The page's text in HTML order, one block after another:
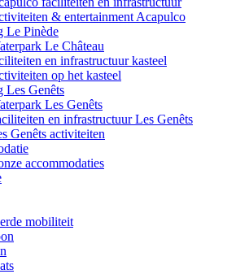
& entertainment Acapulco
Le Pinède
Le Château
en infrastructuur kasteel
op het kasteel
Les Genêts
Les Genêts
en infrastructuur Les Genêts
Genêts activiteiten
accommodaties
mobiliteit